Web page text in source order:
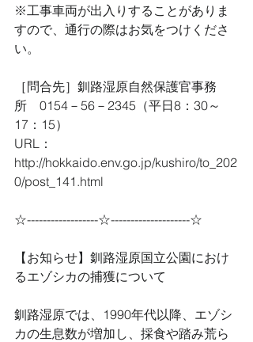
※工事車両が出入りすることがありま
すので、通行の際はお気をつけくださ
い。
［問合先］釧路湿原自然保護官事務
所　0154－56－2345（平日8：30～
17：15）
URL：
http://hokkaido.env.go.jp/kushiro/to_202
0/post_141.html
☆------------------☆--------------------☆
【お知らせ】釧路湿原国立公園におけ
るエゾシカの捕獲について
釧路湿原では、1990年代以降、エゾシ
カの生息数が増加し、採食や踏み荒ら